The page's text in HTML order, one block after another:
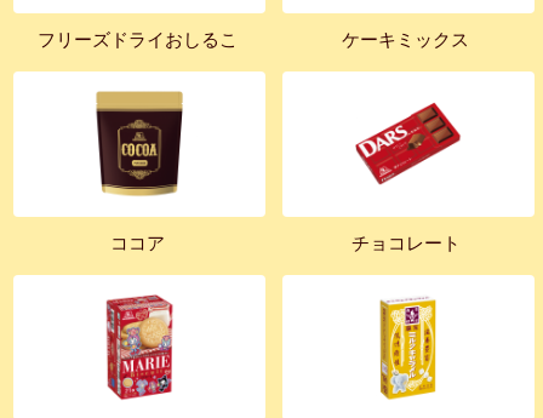
フリーズドライおしるこ ケーキミックス
ココア チョコレート